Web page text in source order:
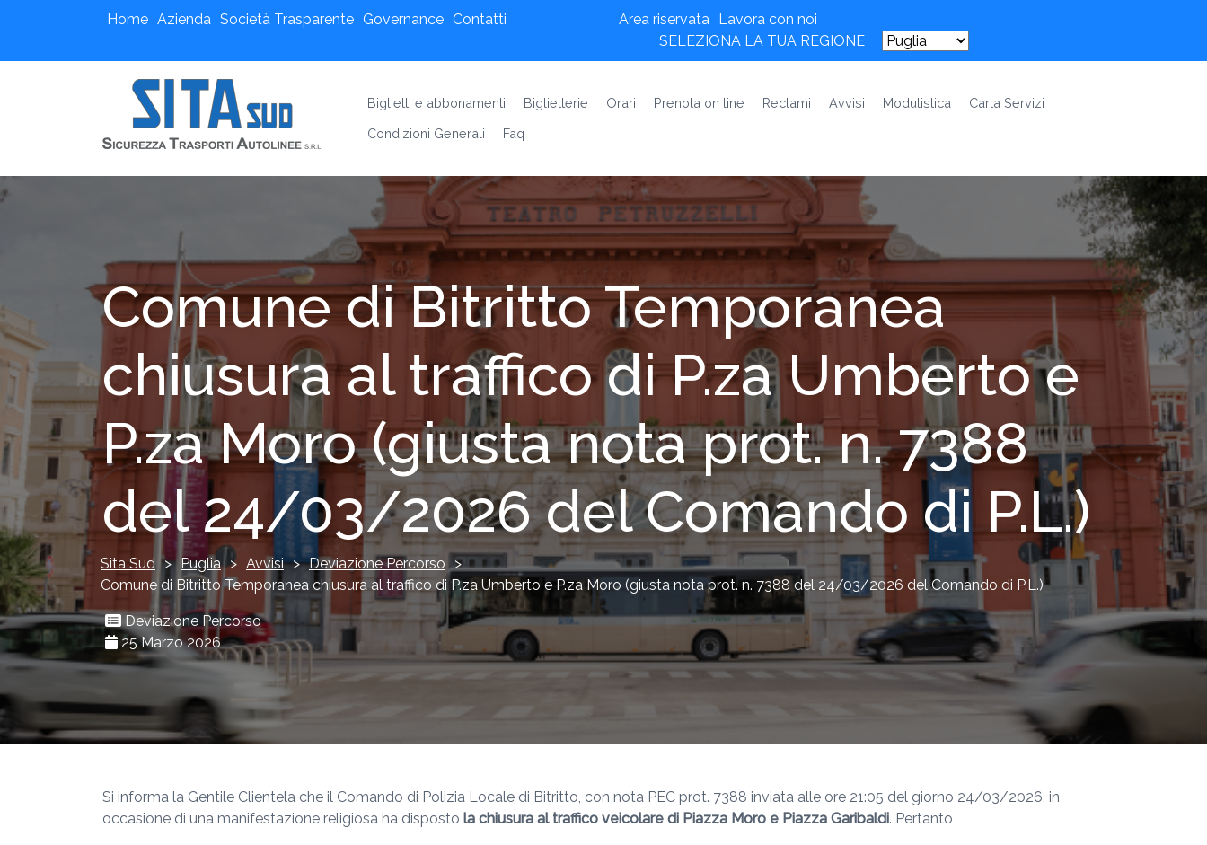
Home Azienda Società Trasparente Governance Contatti Area riservata Lavora con noi
SELEZIONA LA TUA REGIONE
Biglietti e abbonamenti Biglietterie Orari Prenota on line Reclami Avvisi Modulistica
Carta Servizi
Condizioni Generali
Faq
Comune di Bitritto Temporanea
chiusura al traffico di P.za Umberto e
P.za Moro (giusta nota prot. n. 7388
del 24/03/2026 del Comando di P.L.)
Sita Sud > Puglia > Avvisi > Deviazione Percorso >
Comune di Bitritto Temporanea chiusura al traffico di P.za Umberto e P.za Moro (giusta nota prot. n. 7388 del 24/03/2026 del Comando di P.L.)
Deviazione Percorso
25 Marzo 2026
Si informa la Gentile Clientela che il Comando di Polizia Locale di Bitritto, con nota PEC prot. 7388 inviata alle ore 21:05 del giorno 24/03/2026, in
occasione di una manifestazione religiosa ha disposto la chiusura al traffico veicolare di Piazza Moro e Piazza Garibaldi. Pertanto